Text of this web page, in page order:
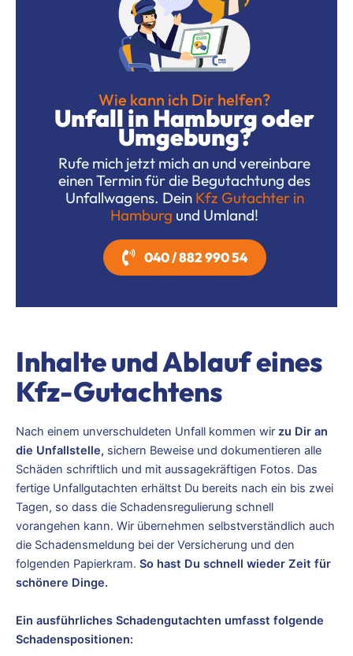
Wie kann ich Dir helfen?
Unfall in Hamburg oder
Umgebung?
Rufe mich jetzt mich an und vereinbare
einen Termin für die Begutachtung des
Unfallwagens. Dein Kfz Gutachter in
Hamburg und Umland!
040 / 882 990 54
Inhalte und Ablauf eines
Kfz-Gutachtens
Nach einem unverschuldeten Unfall kommen wir zu Dir an
die Unfallstelle, sichern Beweise und dokumentieren alle
Schäden schriftlich und mit aussagekräftigen Fotos. Das
fertige Unfallgutachten erhältst Du bereits nach ein bis zwei
Tagen, so dass die Schadensregulierung schnell
vorangehen kann. Wir übernehmen selbstverständlich auch
die Schadensmeldung bei der Versicherung und den
folgenden Papierkram. So hast Du schnell wieder Zeit für
schönere Dinge.
Ein ausführliches Schadengutachten umfasst folgende
Schadenspositionen: